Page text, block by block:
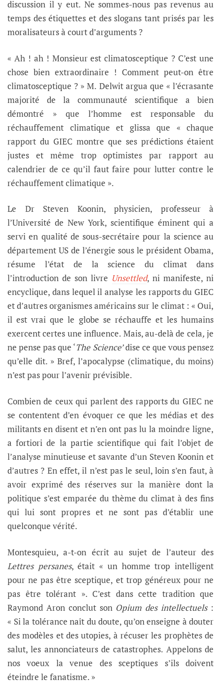
discussion il y eut. Ne sommes-nous pas revenus au
temps des étiquettes et des slogans tant prisés par les
moralisateurs à court d’arguments ?
« Ah ! ah ! Monsieur est climatosceptique ? C’est une
chose bien extraordinaire ! Comment peut-on être
climatosceptique ? » M. Delwit argua que « l’écrasante
majorité de la communauté scientifique a bien
démontré » que l’homme est responsable du
réchauffement climatique et glissa que « chaque
rapport du GIEC montre que ses prédictions étaient
justes et même trop optimistes par rapport au
calendrier de ce qu’il faut faire pour lutter contre le
réchauffement climatique ».
Le Dr Steven Koonin, physicien, professeur à
l’Université de New York, scientifique éminent qui a
servi en qualité de sous-secrétaire pour la science au
département US de l’énergie sous le président Obama,
résume l’état de la science du climat dans
l’introduction de son livre Unsettled, ni manifeste, ni
encyclique, dans lequel il analyse les rapports du GIEC
et d’autres organismes américains sur le climat : « Oui,
il est vrai que le globe se réchauffe et les humains
exercent certes une influence. Mais, au-delà de cela, je
ne pense pas que ‘The Science’dise ce que vous pensez
qu’elle dit. » Bref, l’apocalypse (climatique, du moins)
n’est pas pour l’avenir prévisible.
Combien de ceux qui parlent des rapports du GIEC ne
se contentent d’en évoquer ce que les médias et des
militants en disent et n’en ont pas lu la moindre ligne,
a fortiori de la partie scientifique qui fait l’objet de
l’analyse minutieuse et savante d’un Steven Koonin et
d’autres ? En effet, il n’est pas le seul, loin s’en faut, à
avoir exprimé des réserves sur la manière dont la
politique s’est emparée du thème du climat à des fins
qui lui sont propres et ne sont pas d’établir une
quelconque vérité.
Montesquieu, a-t-on écrit au sujet de l’auteur des
Lettres persanes, était « un homme trop intelligent
pour ne pas être sceptique, et trop généreux pour ne
pas être tolérant ». C’est dans cette tradition que
Raymond Aron conclut son Opium des intellectuels:
« Si la tolérance naît du doute, qu’on enseigne à douter
des modèles et des utopies, à récuser les prophètes de
salut, les annonciateurs de catastrophes. Appelons de
nos voeux la venue des sceptiques s’ils doivent
éteindre le fanatisme. »